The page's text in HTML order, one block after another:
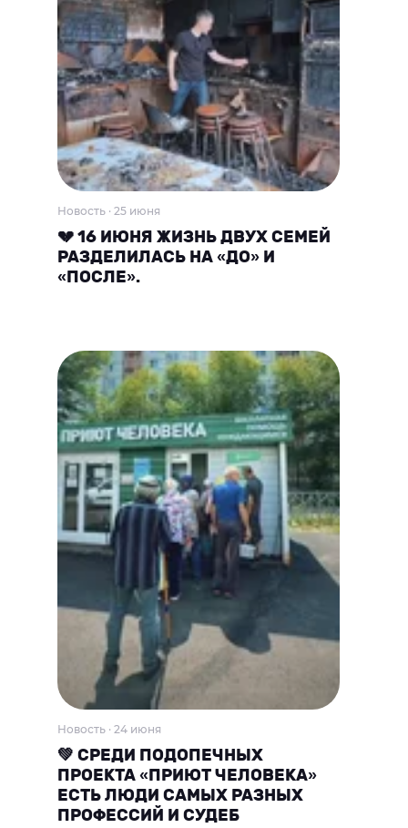
Новость · 25 июня
💔 16 ИЮНЯ ЖИЗНЬ ДВУХ СЕМЕЙ
РАЗДЕЛИЛАСЬ НА «ДО» И
«ПОСЛЕ».
Новость · 24 июня
💚 СРЕДИ ПОДОПЕЧНЫХ
ПРОЕКТА «ПРИЮТ ЧЕЛОВЕКА»
ЕСТЬ ЛЮДИ САМЫХ РАЗНЫХ
ПРОФЕССИЙ И СУДЕБ